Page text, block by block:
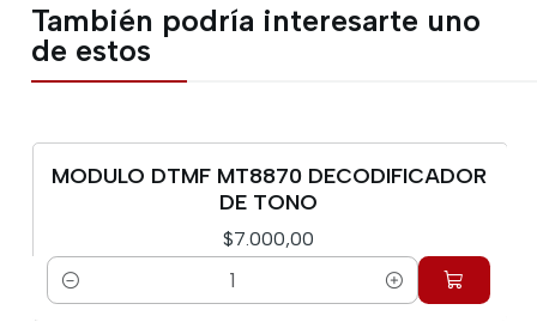
También podría interesarte uno
de estos
MODULO DTMF MT8870 DECODIFICADOR
DE TONO
$7.000,00
Cantidad